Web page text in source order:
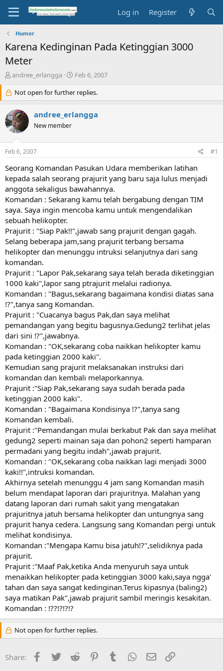
Log in Register
Humor
Karena Kedinginan Pada Ketinggian 3000
Meter
T
r
e
a
d
s
r
e
r
andree_erlangga
S
a
r
d
Feb 6, 2007
Not open for further replies.
andree_erlangga
New member
Feb 6, 2007 #1
Seorang Komandan Pasukan Udara memberikan latihan
kepada salah seorang prajurit yang baru saja lulus menjadi
anggota sekaligus bawahannya.
Komandan : Sekarang kamu telah bergabung dengan TIM
saya. Saya ingin mencoba kamu untuk mengendalikan
sebuah helikopter.
Prajurit : "Siap Pak!!",jawab sang prajurit dengan gagah.
Selang beberapa jam,sang prajurit terbang bersama
helikopter dan menunggu intruksi selanjutnya dari sang
komandan.
Prajurit : "Lapor Pak,sekarang saya telah berada diketinggian
1000 kaki",lapor sang ptrajurit melalui radionya.
Komandan : "Bagus,sekarang bagaimana kondisi diatas sana
!?",tanya sang Komandan.
Prajurit : "Cuacanya bagus Pak,dan saya melihat
pemandangan yang begitu bagusnya.Gedung2 terlihat jelas
dari sini !?",jawabnya.
Komandan : "OK,sekarang coba naikkan helikopter kamu
pada ketinggian 2000 kaki".
Kemudian sang prajurit melaksanakan instruksi dari
komandan dan kembali melaporkannya.
Prajurit :"Siap Pak,sekarang saya sudah berada pada
ketinggian 2000 kaki".
Komandan : "Bagaimana Kondisinya !?",tanya sang
Komandan kembali.
Prajurit :"Pemandangan mulai berkabut Pak dan saya melihat
gedung2 seperti mainan saja dan pohon2 seperti hamparan
permadani yang begitu indah",jawab prajurit.
Komandan : "OK,sekarang coba naikkan lagi menjadi 3000
kaki!!",intruksi komandan.
Akhirnya setelah menunggu 4 jam sang Komandan masih
belum mendapat laporan dari prajuritnya. Malahan yang
datang laporan dari rumah sakit yang mengatakan
prajuritnya jatuh bersama helikopter dan untungnya sang
prajurit hanya cedera. Langsung sang Komandan pergi untuk
melihat kondisinya.
Komandan :"Mengapa Kamu bisa jatuh!?",selidiknya pada
prajurit.
Prajurit :"Maaf Pak,ketika Anda menyuruh saya untuk
menaikkan helikopter pada ketinggian 3000 kaki,saya ngga'
tahan dan saya sangat kedinginan.Terus kipasnya (baling2)
saya matikan Pak",jawab prajurit sambil meringis kesakitan.
Komandan : !??!?!?!?
Not open for further replies.
Share: Facebook
Twitter Reddit PinterestTumblr WhatsApp
Email